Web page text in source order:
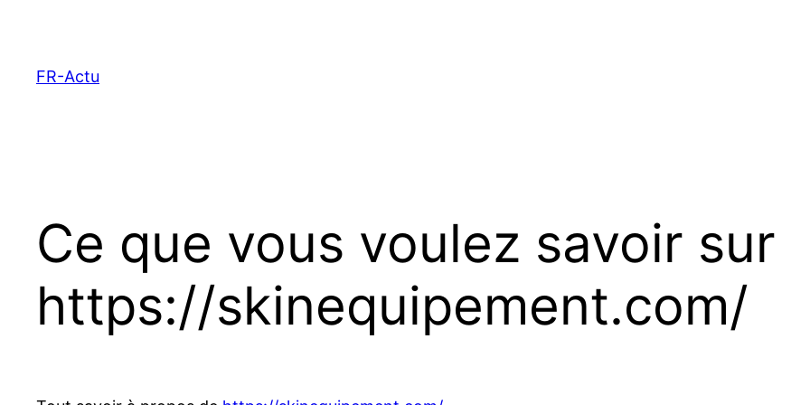
contenu
FR-Actu
Ce que vous voulez savoir sur
https://skinequipement.com/